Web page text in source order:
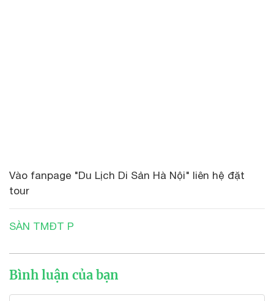
Vào fanpage "Du Lịch Di Sản Hà Nội" liên hệ đặt
tour
SÀN TMĐT P
Bình luận của bạn